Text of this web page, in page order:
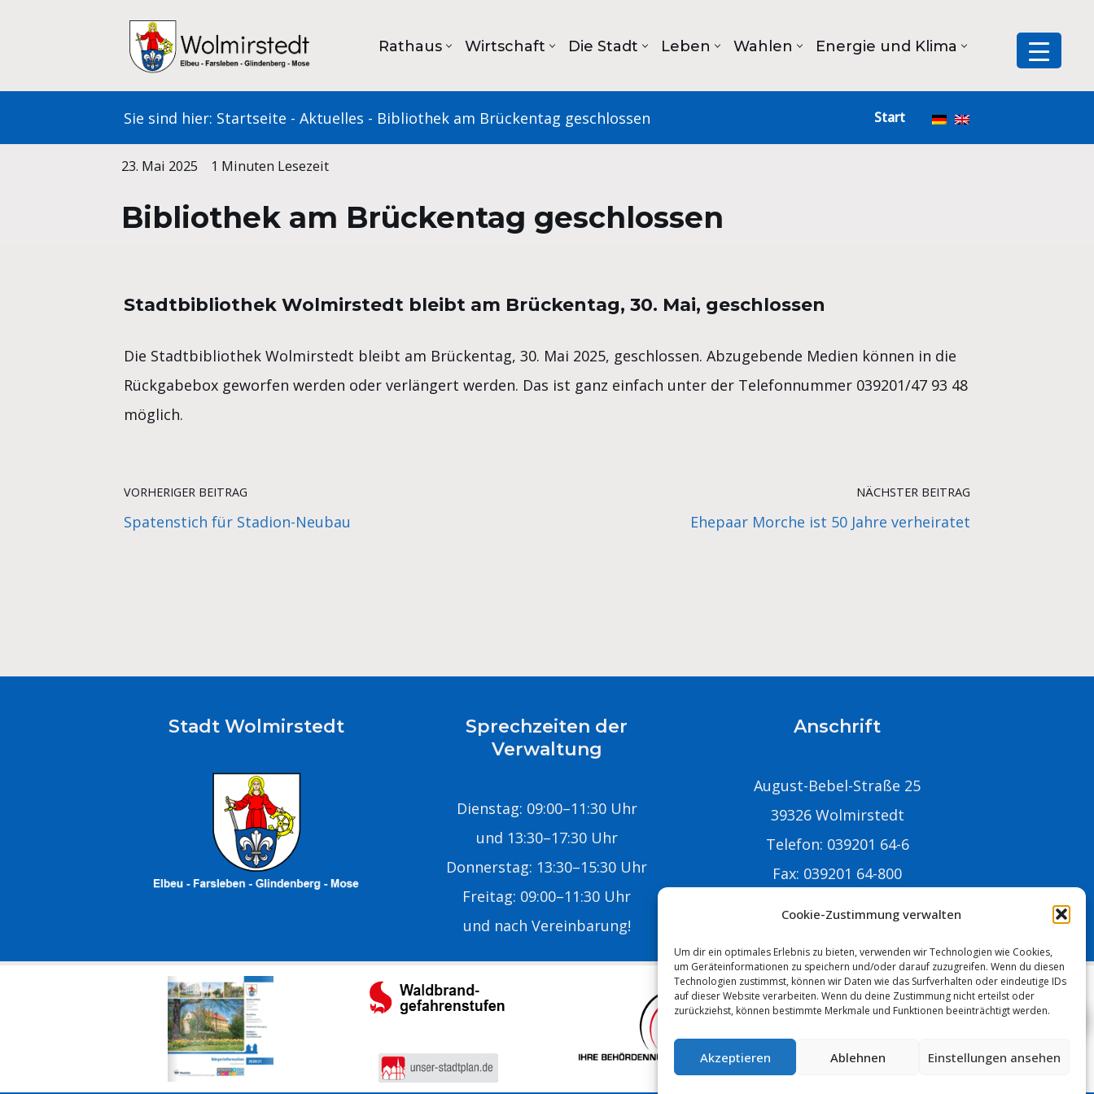
Cookie-Zustimmung verwalten
Um dir ein optimales Erlebnis zu bieten, verwenden wir Technologien wie Cookies,
um Geräteinformationen zu speichern und/oder darauf zuzugreifen. Wenn du diesen
Technologien zustimmst, können wir Daten wie das Surfverhalten oder eindeutige IDs
auf dieser Website verarbeiten. Wenn du deine Zustimmung nicht erteilst oder
zurückziehst, können bestimmte Merkmale und Funktionen beeinträchtigt werden.
Akzeptieren Ablehnen Einstellungen ansehen
Rathaus Wirtschaft Die Stadt Leben Wahlen Energie und Klima
Sie sind hier: Startseite - Aktuelles - Bibliothek am Brückentag geschlossen Start
23. Mai 2025 1 Minuten Lesezeit
Bibliothek am Brückentag geschlossen
Stadtbibliothek Wolmirstedt bleibt am Brückentag, 30. Mai, geschlossen
Die Stadtbibliothek Wolmirstedt bleibt am Brückentag, 30. Mai 2025, geschlossen. Abzugebende Medien können in die
Rückgabebox geworfen werden oder verlängert werden. Das ist ganz einfach unter der Telefonnummer 039201/47 93 48
möglich.
VORHERIGER BEITRAG
Spatenstich für Stadion-Neubau
NÄCHSTER BEITRAG
Ehepaar Morche ist 50 Jahre verheiratet
Stadt Wolmirstedt
Sprechzeiten der
Verwaltung
Dienstag: 09:00–11:30 Uhr
und 13:30–17:30 Uhr
Donnerstag: 13:30–15:30 Uhr
Freitag: 09:00–11:30 Uhr
und nach Vereinbarung!
Anschrift
August-Bebel-Straße 25
39326 Wolmirstedt
Telefon: 039201 64-6
Fax: 039201 64-800
aus der Stadtverwaltung